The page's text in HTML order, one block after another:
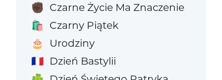
✊🏿 Czarne Życie Ma Znaczenie
🛍️ Czarny Piątek
🎂 Urodziny
🇫🇷 Dzień Bastylii